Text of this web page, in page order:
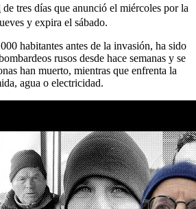
de tres días que anunció el miércoles por la
y expira el sábado.
habitantes antes de la invasión, ha sido
rusos desde hace semanas y se
han muerto, mientras que enfrenta la
agua o electricidad.